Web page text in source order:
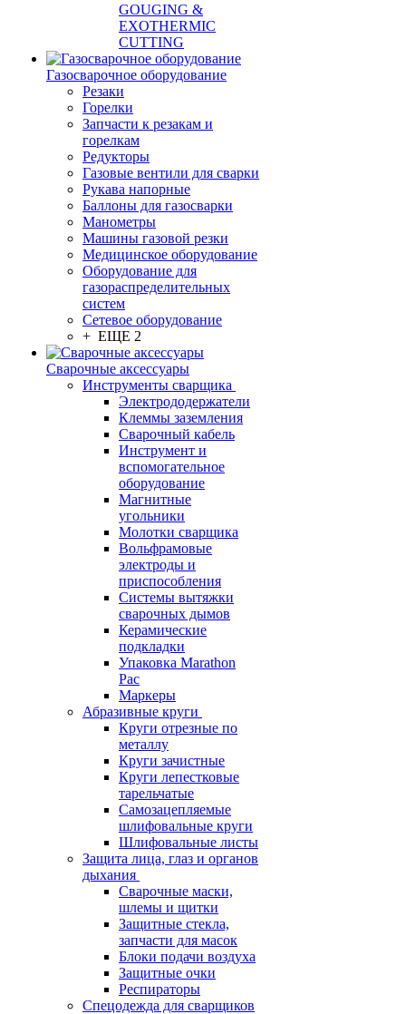
GOUGING &
EXOTHERMIC
CUTTING
Газосварочное оборудование
Резаки
Горелки
Запчасти к резакам и
горелкам
Редукторы
Газовые вентили для сварки
Рукава напорные
Баллоны для газосварки
Манометры
Машины газовой резки
Медицинское оборудование
Оборудование для
газораспределительных
систем
Сетевое оборудование
+ ЕЩЕ 2
Сварочные аксессуары
Инструменты сварщика
Электрододержатели
Клеммы заземления
Сварочный кабель
Инструмент и
вспомогательное
оборудование
Магнитные
угольники
Молотки сварщика
Вольфрамовые
электроды и
приспособления
Системы вытяжки
сварочных дымов
Керамические
подкладки
Упаковка Marathon
Pac
Маркеры
Абразивные круги
Круги отрезные по
металлу
Круги зачистные
Круги лепестковые
тарельчатые
Самозацепляемые
шлифовальные круги
Шлифовальные листы
Защита лица, глаз и органов
дыхания
Сварочные маски,
шлемы и щитки
Защитные стекла,
запчасти для масок
Блоки подачи воздуха
Защитные очки
Респираторы
Спецодежда для сварщиков